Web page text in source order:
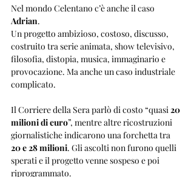
Nel mondo Celentano c’è anche il caso
Adrian.
Un progetto ambizioso, costoso, discusso,
costruito tra serie animata, show televisivo,
filosofia, distopia, musica, immaginario e
provocazione. Ma anche un caso industriale
complicato.
Il Corriere della Sera parlò di costo “quasi 20
milioni di euro”, mentre altre ricostruzioni
giornalistiche indicarono una forchetta tra
20 e 28 milioni. Gli ascolti non furono quelli
sperati e il progetto venne sospeso e poi
riprogrammato.